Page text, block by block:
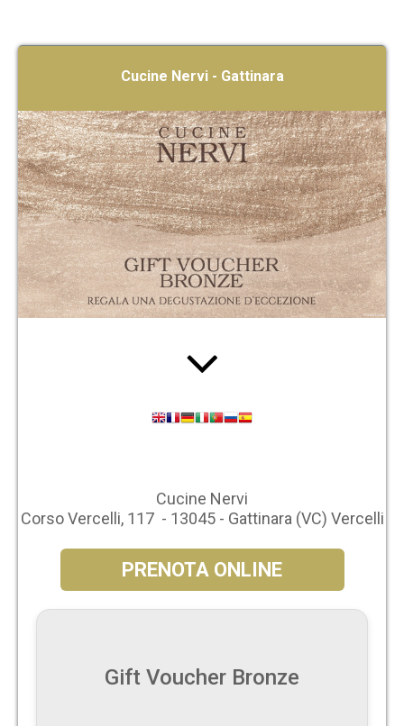
Cucine Nervi - Gattinara
Cucine Nervi
Corso Vercelli, 117 - 13045 - Gattinara (VC) Vercelli
PRENOTA ONLINE
Gift Voucher Bronze